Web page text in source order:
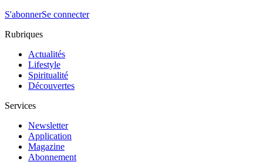
S'abonnerSe connecter
Rubriques
Actualités
Lifestyle
Spiritualité
Découvertes
Services
Newsletter
Application
Magazine
Abonnement